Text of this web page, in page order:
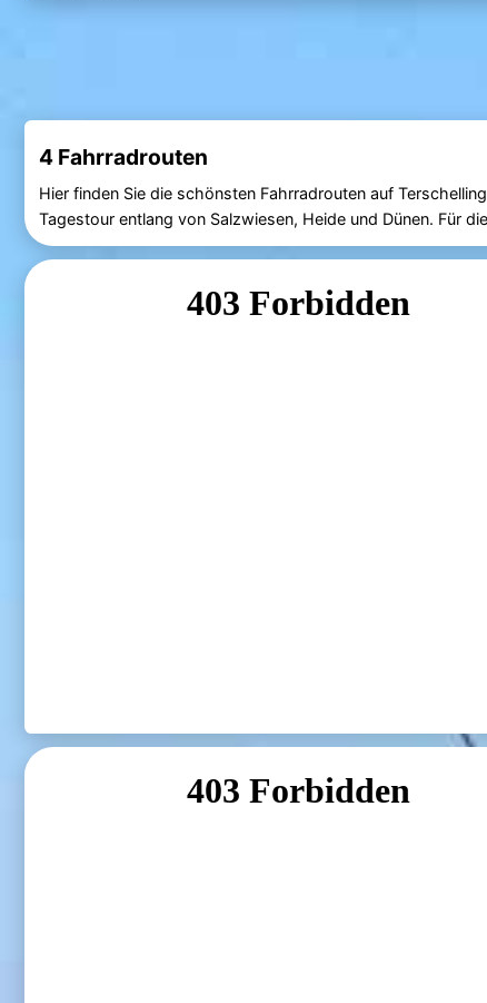
4 Fahrradrouten
Hier finden Sie die schönsten Fahrradrouten auf
Tagestour entlang von Salzwiesen, Heide und Dünen. Für